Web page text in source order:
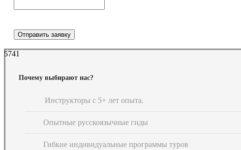
Отправить заявку
5741
Почему выбирают нас?
Инструкторы с 5+ лет опыта.
Опытные русскоязычные гиды
Гибкие индивидуальные программы туров